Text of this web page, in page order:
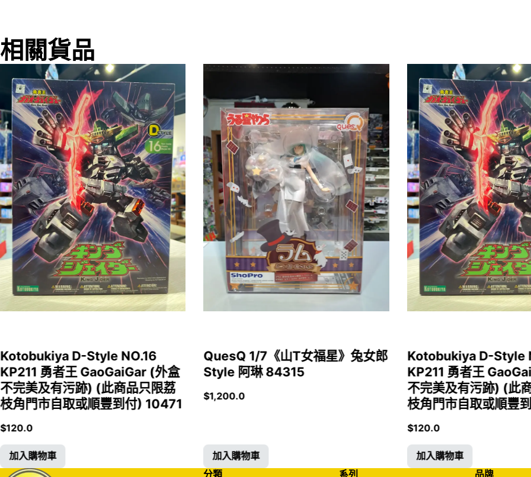
相關貨品
Kotobukiya D-Style NO.16
KP211 勇者王 GaoGaiGar (外盒
不完美及有污跡) (此商品只限荔
枝角門市自取或順豐到付) 10471
$120.0
加入購物車
QuesQ 1/7《山T女福星》兔女郎
Style 阿琳 84315
$1,200.0
加入購物車
Kotobukiya D-Style
KP211 勇者王
不完美及有污跡) (此
枝角門市自取或順豐
$120.0
加入購物車
分類
系列 品牌